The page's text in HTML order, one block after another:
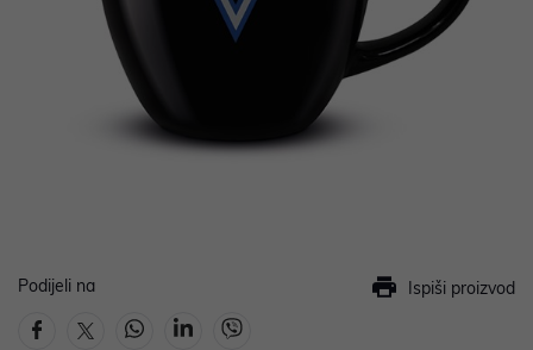
Podijeli na Ispiši proizvod